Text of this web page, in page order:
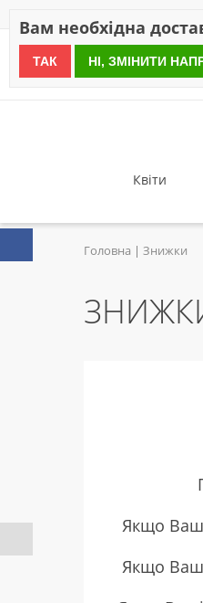
Квіти
Головна Знижки
Якщо
Якщо
Вам необхідна
ТАК НІ, ЗМІНИТИ